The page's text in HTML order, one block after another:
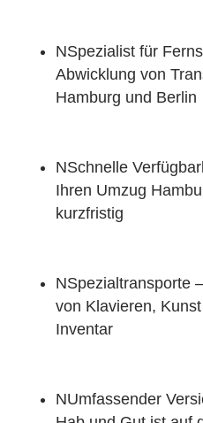
NSpezialist für
Abwicklung von
Hamburg und Berlin
NSchnelle
Ihren Umzug
kurzfristig
NSpezialtransporte
von Klavieren,
Inventar
NUmfassender